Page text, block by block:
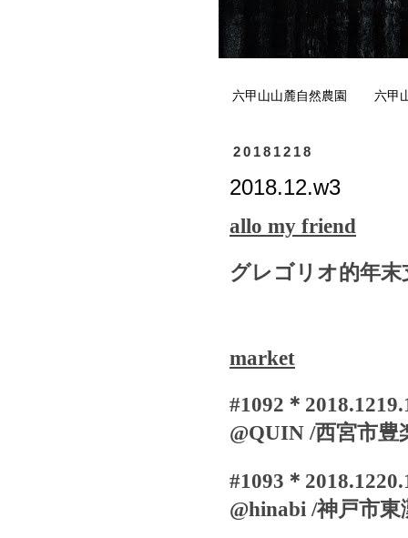
六甲山山麓自然農園 六甲
20181218
2018.12.w3
allo my friend
グレゴリオ的年末
market
#1092 ＊
@QUIN /西宮市豊
#1093 ＊
@hinabi /神戸市東